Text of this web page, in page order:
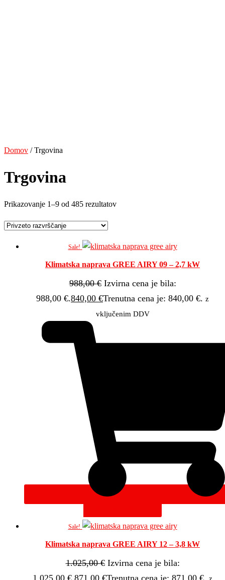
Domov / Trgovina
Trgovina
Prikazovanje 1–9 od 485 rezultatov
Sale!
Klimatska naprava GREE AIRY 09 – 2,7 kW
988,00€ Izvirna cena je bila:
988,00 €.840,00 €Trenutna cena je: 840,00 €. z
vključenim DDV
Sale!
Klimatska naprava GREE AIRY 12 – 3,8 kW
1.025,00€ Izvirna cena je bila: